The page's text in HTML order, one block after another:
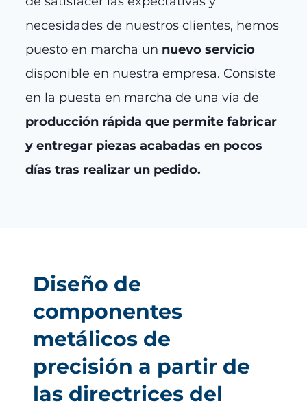
necesidades de nuestros clientes, hemos
puesto en marcha un nuevo servicio
disponible en nuestra empresa. Consiste
en la puesta en marcha de una vía de
producción rápida que permite fabricar
y entregar piezas acabadas en pocos
días tras realizar un pedido.
Diseño de
componentes
metálicos de
precisión a partir de
las directrices del